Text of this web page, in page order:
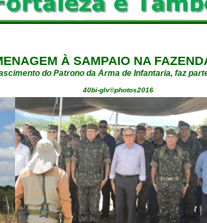
À SAMPAIO NA
do Patrono da Arma de Infantaria, faz
40bi-glv©photos2016